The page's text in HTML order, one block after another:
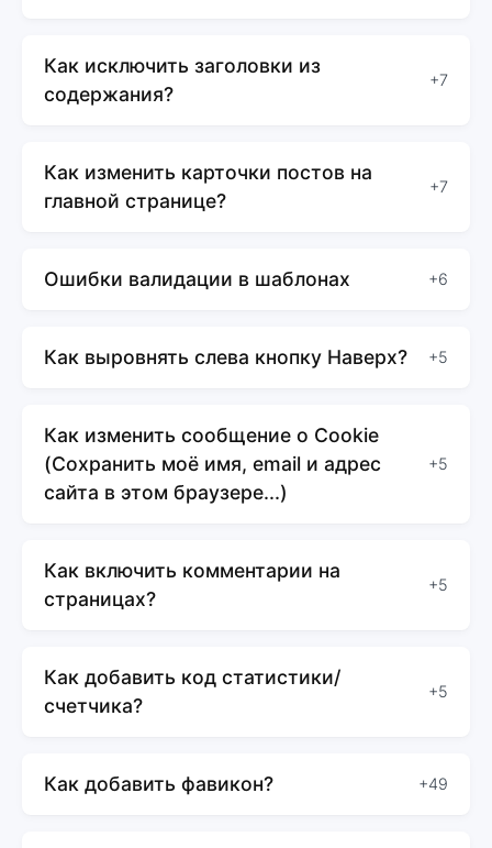
Как исключить заголовки из
содержания?
+7
Как изменить карточки постов на
главной странице?
+7
Ошибки валидации в шаблонах +6
Как выровнять слева кнопку Наверх? +5
Как изменить сообщение о Cookie
(Сохранить моё имя, email и адрес
сайта в этом браузере...)
+5
Как включить комментарии на
страницах?
+5
Как добавить код статистики/
счетчика?
+5
Как добавить фавикон? +49